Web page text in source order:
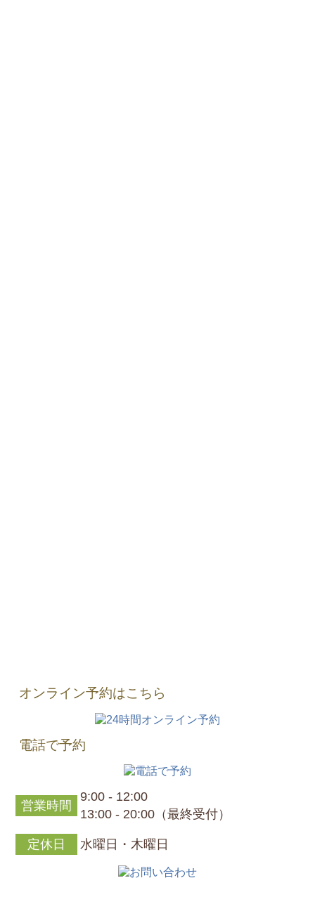
オンライン予約はこちら
電話で予約
営業時間
9:00 - 12:00
13:00 - 20:00（最終受付）
定休日 水曜日・木曜日